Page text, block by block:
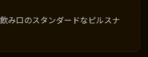
み口のスタンダードなピルスナ